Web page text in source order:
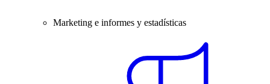
Marketing e informes y estadísticas